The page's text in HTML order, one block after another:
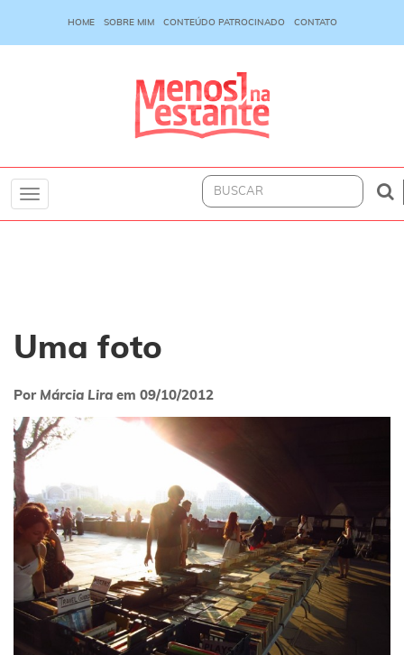
HOME SOBRE MIM CONTEÚDO PATROCINADO CONTATO
Toggle
Uma foto
Por Márcia Lira em 09/10/2012